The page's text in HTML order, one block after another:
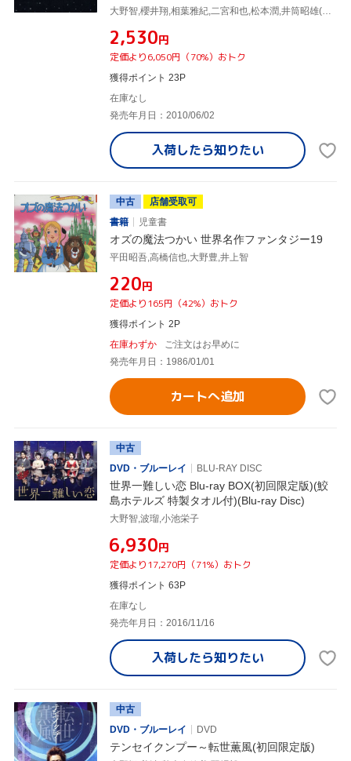
大野智,櫻井翔,相葉雅紀,二宮和也,松本潤,井筒昭雄(音楽)
¥2,530円
定価より6,050円（70%）おトク
獲得ポイント 23P
在庫なし
発売年月日：2010/06/02
入荷したら知りたい
中古
店舗受取可
書籍
児童書
オズの魔法つかい 世界名作ファンタジー19
平田昭吾,高橋信也,大野豊,井上智
¥220円
定価より165円（42%）おトク
獲得ポイント 2P
在庫わずか
ご注文はお早めに
発売年月日：1986/01/01
カートへ追加
中古
DVD・ブルーレイ
BLU-RAY DISC
世界一難しい恋 Blu-ray BOX(初回限定版)(鮫
島ホテルズ 特製タオル付)(Blu-ray Disc)
大野智,波瑠,小池栄子
¥6,930円
定価より17,270円（71%）おトク
獲得ポイント 63P
在庫なし
発売年月日：2016/11/16
入荷したら知りたい
中古
DVD・ブルーレイ
DVD
テンセイクンプー～転世薫風(初回限定版)